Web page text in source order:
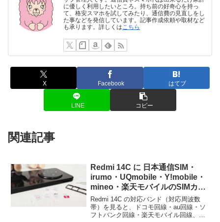
に優しく利用したいところ。持ち前の好奇心を持っ
て、格安スマホを試してみたり、通信費の見直しをし
た事などを発信しています。記事作成依頼や取材など
も承ります。詳しくはこちら
X Facebook はてブ
LINE コピー
関連記事
Redmi 14C に 日本通信SIM・
irumo・UQmobile・Y!mobile・
mineo・楽天モバイルのSIMカー
ドを挿入！APN設定は自動で設
定してくれるのか？手入力が必要
なのか？実際に通信できるか確認
Redmi 14C の対応バンド（対応周波数
帯）を見ると、ドコモ回線・au回線・ソ
フトバンク回線・楽天モバイル回線、ど